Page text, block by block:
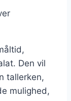
Den vil
tallerken,
mulighed,